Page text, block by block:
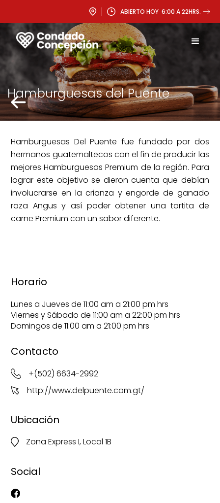
ABIERTO HOY 6:00 A 22HRS.
Hamburguesas del Puente
Hamburguesas Del Puente fue fundado por dos
hermanos guatemaltecos con el fin de producir las
mejores Hamburguesas Premium de la región. Para
lograr este objetivo se dieron cuenta que debían
involucrarse en la crianza y engorde de ganado
raza Angus y así poder obtener una tortita de
carne Premium con un sabor diferente.
Horario
Lunes a Jueves de 11:00 am a 21:00 pm hrs
Viernes y Sábado de 11:00 am a 22:00 pm hrs
Domingos de 11:00 am a 21:00 pm hrs
Contacto
+(502) 6634-2992
http://www.delpuente.com.gt/
Ubicación
Zona Express I, Local 1B
Social